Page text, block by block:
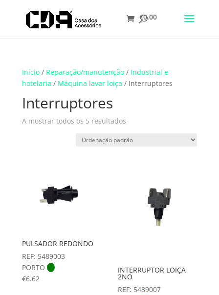
Translate
€0.00
Início/ Reparação/manutenção/ Industrial e
hotelaria / Máquina lavar loiça / Interruptores
Interruptores
A mostrar todos os 5 resultados
PULSADOR REDONDO
REF: 5489003
PORTO
€6.62
INTERRUPTOR LOIÇA
2NO
REF: 5489007